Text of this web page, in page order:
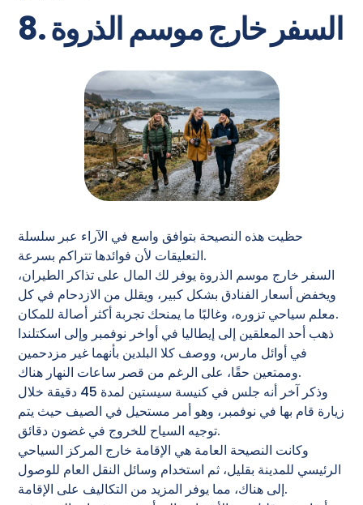
8. السفر خارج موسم الذروة
حظيت هذه النصيحة بتوافق واسع في الآراء عبر سلسلة
التعليقات لأن فوائدها تتراكم بسرعة.
السفر خارج موسم الذروة يوفر لك المال على تذاكر الطيران،
ويخفض أسعار الفنادق بشكل كبير، ويقلل من الازدحام في كل
معلم سياحي تزوره، وغالبًا ما يمنحك تجربة أكثر أصالة للمكان.
ذهب أحد المعلقين إلى إيطاليا في أواخر نوفمبر وإلى اسكتلندا
في أوائل مارس، ووصف كلا البلدين بأنهما غير مزدحمين
وممتعين حقًا، على الرغم من قصر ساعات النهار هناك.
وذكر آخر أنه جلس في كنيسة سيستين لمدة 45 دقيقة خلال
زيارة قام بها في نوفمبر، وهو أمر مستحيل في الصيف حيث يتم
توجيه السياح للخروج في غضون دقائق.
وكانت النصيحة العامة هي الإقامة خارج المركز السياحي
الرئيسي للمدينة بقليل، ثم استخدام وسائل النقل العام للوصول
إلى هناك، مما يوفر المزيد من التكاليف على الإقامة.